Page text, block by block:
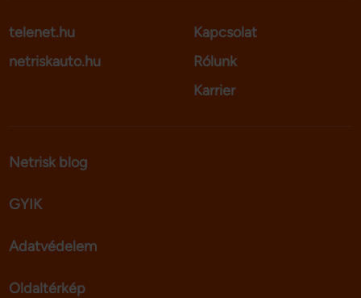
telenet.hu
netriskauto.hu
Kapcsolat
Rólunk
Karrier
Netrisk blog
GYIK
Adatvédelem
Oldaltérkép